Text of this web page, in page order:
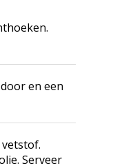
en een
Serveer